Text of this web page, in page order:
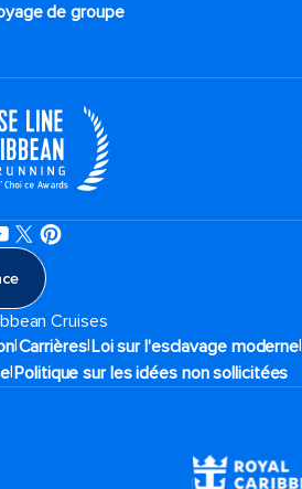
de groupe​
Cruises
|Carrières|Loi sur l'esclavage moderne|
|Politique sur les idées non sollicitées